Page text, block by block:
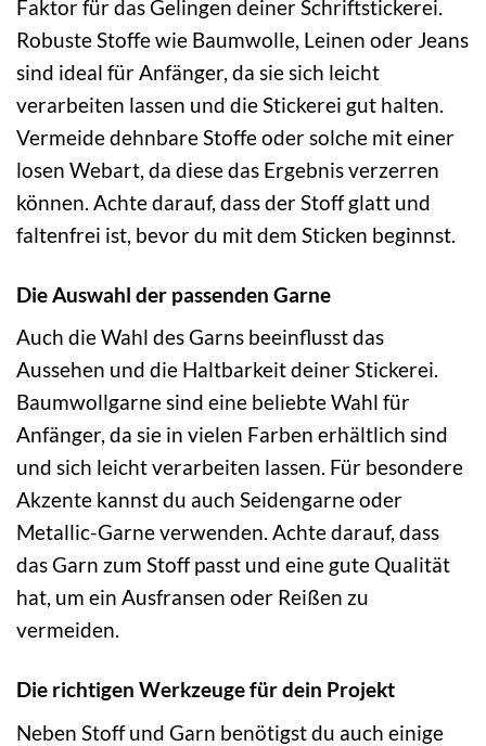
Faktor für das Gelingen deiner Schriftstickerei.
Robuste Stoffe wie Baumwolle, Leinen oder Jeans
sind ideal für Anfänger, da sie sich leicht
verarbeiten lassen und die Stickerei gut halten.
Vermeide dehnbare Stoffe oder solche mit einer
losen Webart, da diese das Ergebnis verzerren
können. Achte darauf, dass der Stoff glatt und
faltenfrei ist, bevor du mit dem Sticken beginnst.
Die Auswahl der passenden Garne
Auch die Wahl des Garns beeinflusst das
Aussehen und die Haltbarkeit deiner Stickerei.
Baumwollgarne sind eine beliebte Wahl für
Anfänger, da sie in vielen Farben erhältlich sind
und sich leicht verarbeiten lassen. Für besondere
Akzente kannst du auch Seidengarne oder
Metallic-Garne verwenden. Achte darauf, dass
das Garn zum Stoff passt und eine gute Qualität
hat, um ein Ausfransen oder Reißen zu
vermeiden.
Die richtigen Werkzeuge für dein Projekt
Neben Stoff und Garn benötigst du auch einige